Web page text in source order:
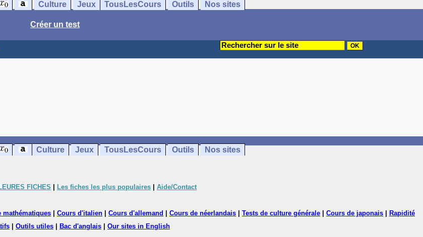
Culture Jeux TousLesCours Outils Nos sites
Créer un test
Culture Jeux TousLesCours Outils Nos sites
FICHES Les fiches les plus populaires Aide/Contact
mathématiques Cours d'italien Cours d'allemand Cours de néerlandais Tests de culture générale Cours de japonais
Rapidité
Outils utiles Bac d'anglais Our sites in English